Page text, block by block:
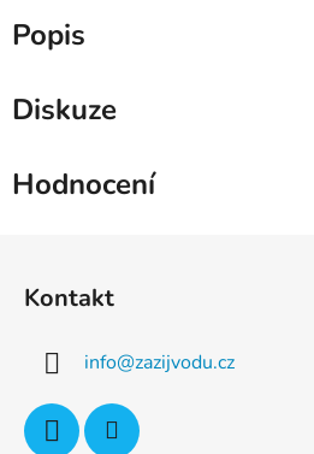
Popis
Diskuze
Hodnocení
Kontakt
info@zazijvodu.cz